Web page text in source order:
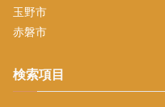
玉野市
赤磐市
検索項目